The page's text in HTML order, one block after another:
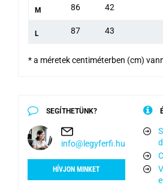
M 86 42
L 87 43
* a méretek centiméterben (cm)
SEGÍTHETÜNK?
info@legyferfi.hu
HÍVJON MINKET